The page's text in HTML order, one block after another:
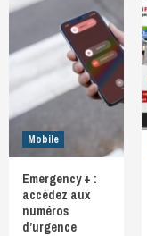
Mobile
Emergency + :
accédez aux
numéros
d’urgence